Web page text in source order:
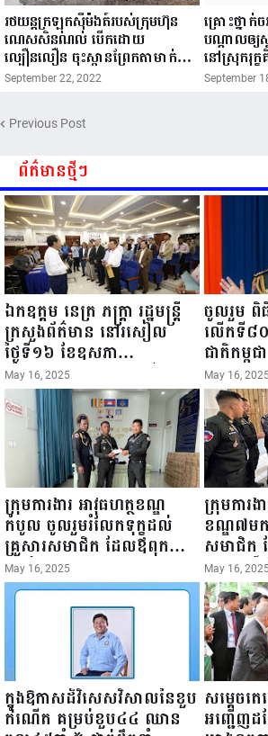
រថយន្តក្រឡុកស៊ីម៉ងត៍របស់ក្រុមហ៊ុន
ណេសសិនណល់ បើកដោយ
ល្បឿនលឿន ចុះស្ពានព្រែកតាមាក់
ចាប់ហ្វ្រាំងមិនជាប់ បណ្ដាលអោយ
អង្គុយនៅលើម៉ូតូស្លាប់ នៅនិងកន្លែង...
September 22, 2022
គ្រោះថ្នា
បណ្តាល​ឲ្យ​ស្
នៅ​ស្រុក​រុក្ខ​
September
Previous Post
ព័ត៌មានថ្មីៗ
ឯកឧត្តម នេត្រ ភក្ត្រា រដ្ឋមន្ត្រី
ក្រសួងព័ត៌មាន នៅរសៀល
ថ្ងៃទី១៦ ខែឧសភា
ឆ្នាំ២០២៥នេះ បានអញ្ជើញចុះ
ធ្វើជំរឿនថ្នាក់ដឹកនាំមន្ត្រីរាជ
ការស៉ីវិល នៃក្រសួងព័ត៌មាន...
May 16, 2025
ចូលរួម ពិ
លើកទី៨
ជាតិកម្ពុ
១៩៤៥ ~
២០២៥
May 16,
ក្រុមការងារ អាវុធហត្ថខណ្ឌ
កំបូល ចូលរួមរំលែកទុក្ខដល់
គ្រួសារសមាជិក ដែលឪពុកក្មេក
របស់លោកទទួលមរណៈភាព!
May 16, 2025
ក្រុមការង
ខណ្ឌ៧ម
សមាជិក
ចរាចរណ៍
នៅមន្ទីរព
May 16,
ក្នុងឱកាសដ៏វិសេសវិសាលនៃខួប
កំណើត គម្រប់ខួប៤៤ ឈាន
សម្តេច
អញ្ជើញដ